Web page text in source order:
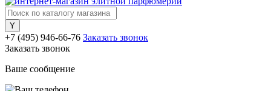
+7 (495) 946-66-76 Заказать звонок
Заказать звонок
Ваше сообщение